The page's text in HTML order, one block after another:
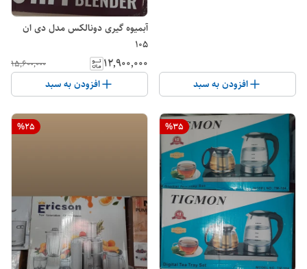
افزودن به سبد
آبمیوه گیری دونالکس مدل دی ان
۱۰۵
۱۲٬۹۰۰٬۰۰۰ ۱۵٬۶۰۰٬۰۰۰
افزودن به سبد
%35
%25